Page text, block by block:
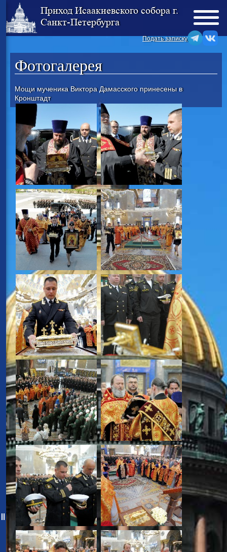
Приход Исаакиевского собора г.
Санкт-Петербурга
Подать записку
Фотогалерея
Мощи мученика Виктора Дамасского принесены в
Кронштадт